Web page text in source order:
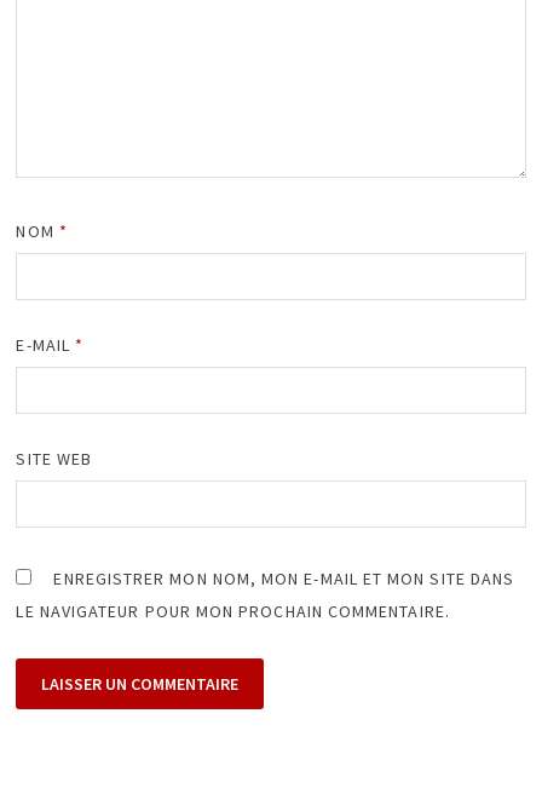
NOM *
E-MAIL *
SITE WEB
ENREGISTRER MON NOM, MON E-MAIL ET MON SITE DANS
LE NAVIGATEUR POUR MON PROCHAIN COMMENTAIRE.